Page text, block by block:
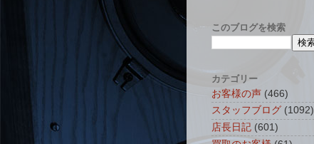
このブログを検索
カテゴリー
お客様の声 (466)
スタッフブログ (1092)
店長日記 (601)